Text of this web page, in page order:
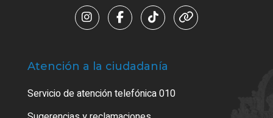
Atención a la ciudadanía
Servicio de atención telefónica 010